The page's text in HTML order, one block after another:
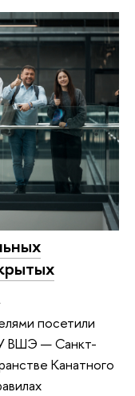
посетили
ВШЭ — Санкт-
Канатного